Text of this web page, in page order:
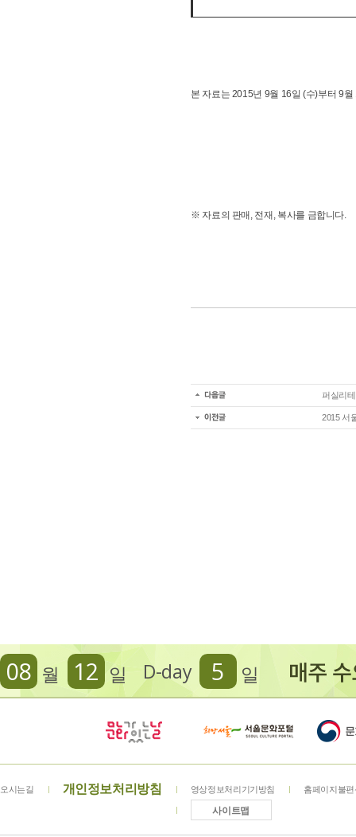
본 자료는 2015년 9월 16일 (수)부터 9
※ 자료의 판매, 전재, 복사를 금합니다.
퍼실리
2015 서
D-day 5 일
08 월 12 일
오시는길 개인정보처리방침 영상정보처리기기방침 홈페이지불
사이트맵